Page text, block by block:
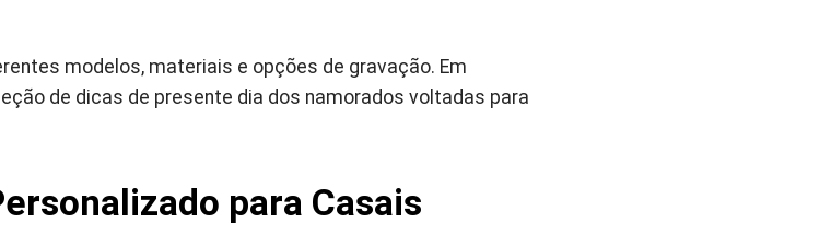
modelos, materiais e opções de gravação. Em
de dicas de presente dia dos namorados voltadas para
para Casais